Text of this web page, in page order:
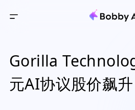
Gorilla
元AI协议股价飙升